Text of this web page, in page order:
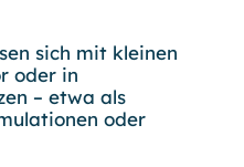
sich mit kleinen
oder in
– etwa als
oder